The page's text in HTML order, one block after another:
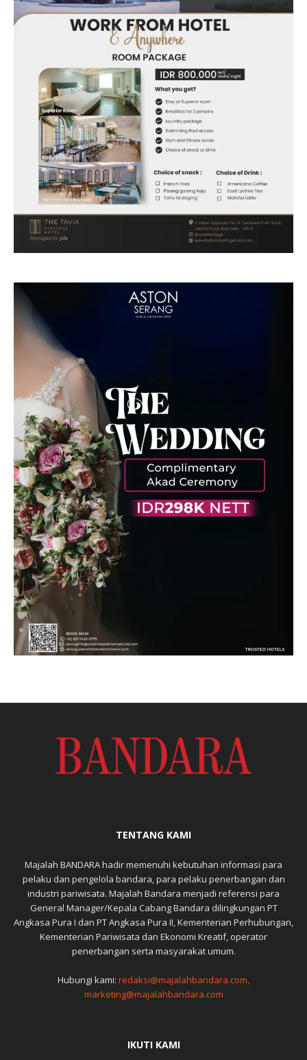
TENTANG KAMI
Majalah BANDARA hadir memenuhi kebutuhan informasi para
pelaku dan pengelola bandara, para pelaku penerbangan dan
industri pariwisata. Majalah Bandara menjadi referensi para
General Manager/Kepala Cabang Bandara dilingkungan PT
Angkasa Pura I dan PT Angkasa Pura II, Kementerian Perhubungan,
Kementerian Pariwisata dan Ekonomi Kreatif, operator
penerbangan serta masyarakat umum.
Hubungi kami: redaksi@majalahbandara.com,
marketing@majalahbandara.com
IKUTI KAMI